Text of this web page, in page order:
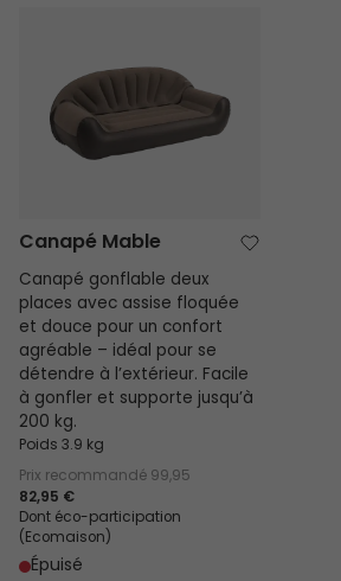
Canapé Mable
Canapé gonflable deux
places avec assise floquée
et douce pour un confort
agréable – idéal pour se
détendre à l’extérieur. Facile
à gonfler et supporte jusqu’à
200 kg.
Poids 3.9 kg
Prix recommandé 99,95
82,95 €
Dont éco-participation
(Ecomaison)
Épuisé